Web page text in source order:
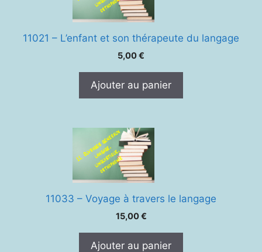
11021 – L’enfant et son thérapeute du langage
5,00€
Ajouter au panier
11033 – Voyage à travers le langage
15,00€
Ajouter au panier